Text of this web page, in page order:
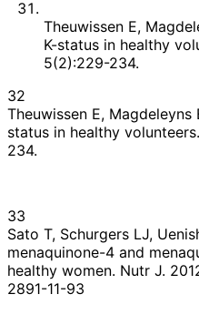
Theuwissen E,
K-status in healthy
5(2):229-234.
32
Theuwissen E, Magdeleyns
status in healthy
234.
33
Sato T, Schurgers LJ,
menaquinone-4 and
healthy women. Nutr J.
2891-11-93